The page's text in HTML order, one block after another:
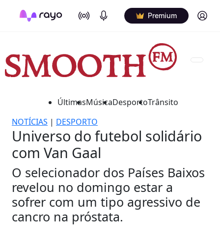
On Air Podcasts Premium Log in
ÚltimasMúsicaDesportoTrânsito
NOTÍCIAS | DESPORTO
Universo do futebol solidário
com Van Gaal
O selecionador dos Países Baixos
revelou no domingo estar a
sofrer com um tipo agressivo de
cancro na próstata.